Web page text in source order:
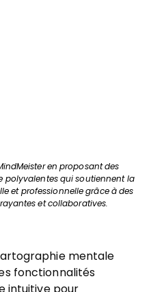
en proposant des
polyvalentes qui soutiennent la
et professionnelle grâce à des
et collaboratives.
mentale
fonctionnalités
intuitive pour